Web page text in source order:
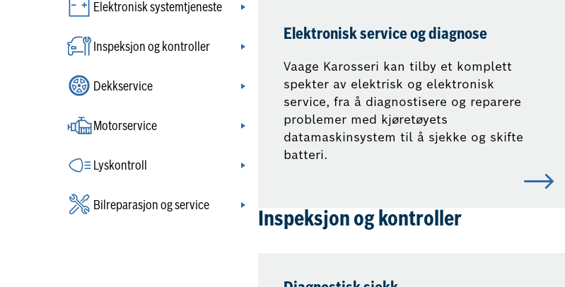
Elektronisk systemtjeneste
Inspeksjon og kontroller
Dekkservice
Motorservice
Lyskontroll
Bilreparasjon og service
Elektronisk service og diagnose
Vaage Karosseri kan tilby et komplett
spekter av elektrisk og elektronisk
service, fra å diagnostisere og reparere
problemer med kjøretøyets
datamaskinsystem til å sjekke og skifte
batteri.
Inspeksjon og kontroller